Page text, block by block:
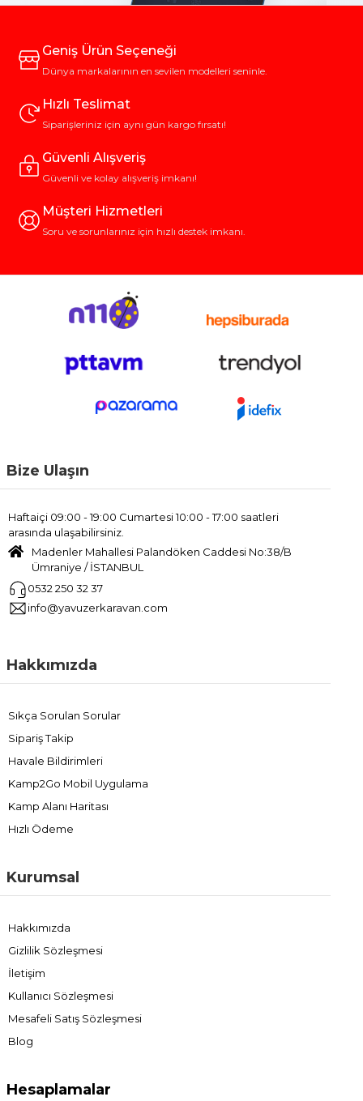
Geniş Ürün Seçeneği
Dünya markalarının en sevilen modelleri seninle.
Hızlı Teslimat
Siparişleriniz için aynı gün kargo fırsatı!
Güvenli Alışveriş
Güvenli ve kolay alışveriş imkanı!
Müşteri Hizmetleri
Soru ve sorunlarınız için hızlı destek imkanı.
Bize Ulaşın
Haftaiçi 09:00 - 19:00 Cumartesi 10:00 - 17:00 saatleri
arasında ulaşabilirsiniz.
Madenler Mahallesi Palandöken Caddesi No:38/B
Ümraniye / İSTANBUL
0532 250 32 37
info@yavuzerkaravan.com
Hakkımızda
Sıkça Sorulan Sorular
Sipariş Takip
Havale Bildirimleri
Kamp2Go Mobil Uygulama
Kamp Alanı Haritası
Hızlı Ödeme
Kurumsal
Hakkımızda
Gizlilik Sözleşmesi
İletişim
Kullanıcı Sözleşmesi
Mesafeli Satış Sözleşmesi
Blog
Hesaplamalar